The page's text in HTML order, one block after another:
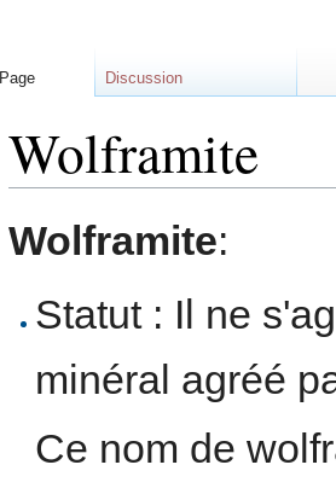
Wolframite
Wolframite:
Statut : Il ne
minéral agréé
Ce nom de
Page Discussion